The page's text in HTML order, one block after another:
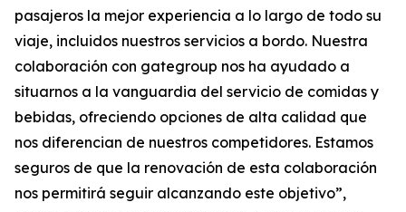
pasajeros la mejor experiencia a lo largo de todo su
viaje, incluidos nuestros servicios a bordo. Nuestra
colaboración con gategroup nos ha ayudado a
situarnos a la vanguardia del servicio de comidas y
bebidas, ofreciendo opciones de alta calidad que
nos diferencian de nuestros competidores. Estamos
seguros de que la renovación de esta colaboración
nos permitirá seguir alcanzando este objetivo”,